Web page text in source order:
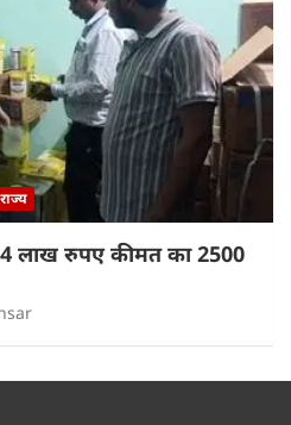
राज्य
लाख रुपए कीमत का 2500